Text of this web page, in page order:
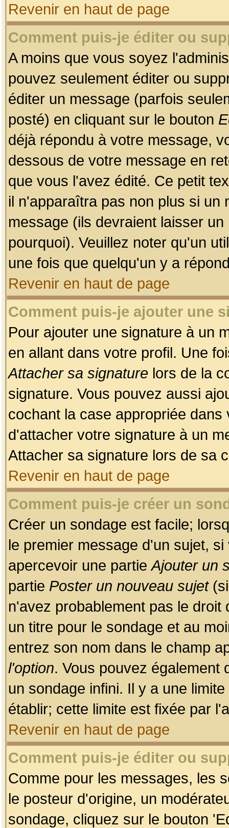
Revenir en haut de page
Comment puis-je éditer ou
A moins que vous soyez
pouvez seulement éditer ou
éditer un message (parfois
posté) en cliquant sur le bouton
déjà répondu à votre message,
dessous de votre message en
que vous l'avez édité. Ce petit
il n'apparaîtra pas non plus si un
message (ils devraient laisser
pourquoi). Veuillez noter qu'un
une fois que quelqu'un y a
Revenir en haut de page
Comment puis-je ajouter une
Pour ajouter une signature à un
en allant dans votre profil. Une
Attacher sa signature lors de la
signature. Vous pouvez aussi
cochant la case appropriée
d'attacher votre signature à un
Attacher sa signature lors de sa
Revenir en haut de page
Comment puis-je créer un
Créer un sondage est facile;
le premier message d'un sujet,
apercevoir une partieAjouter un
partie Poster un nouveau sujet(si
n'avez probablement pas le
un titre pour le sondage et au
entrez son nom dans le champ
l'option. Vous pouvez également
un sondage infini. Il y a une
établir; cette limite est fixée par
Revenir en haut de page
Comment puis-je éditer ou
Comme pour les messages, les
le posteur d'origine, un
sondage, cliquez sur le bouton